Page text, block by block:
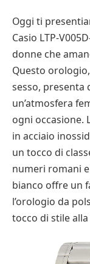
Oggi ti
Casio LTP-
donne che
Questo
sesso, presenta
un’atmosfera
ogni occasione.
in acciaio
un tocco di
numeri romani
bianco offre un
l’orologio da
tocco di stile